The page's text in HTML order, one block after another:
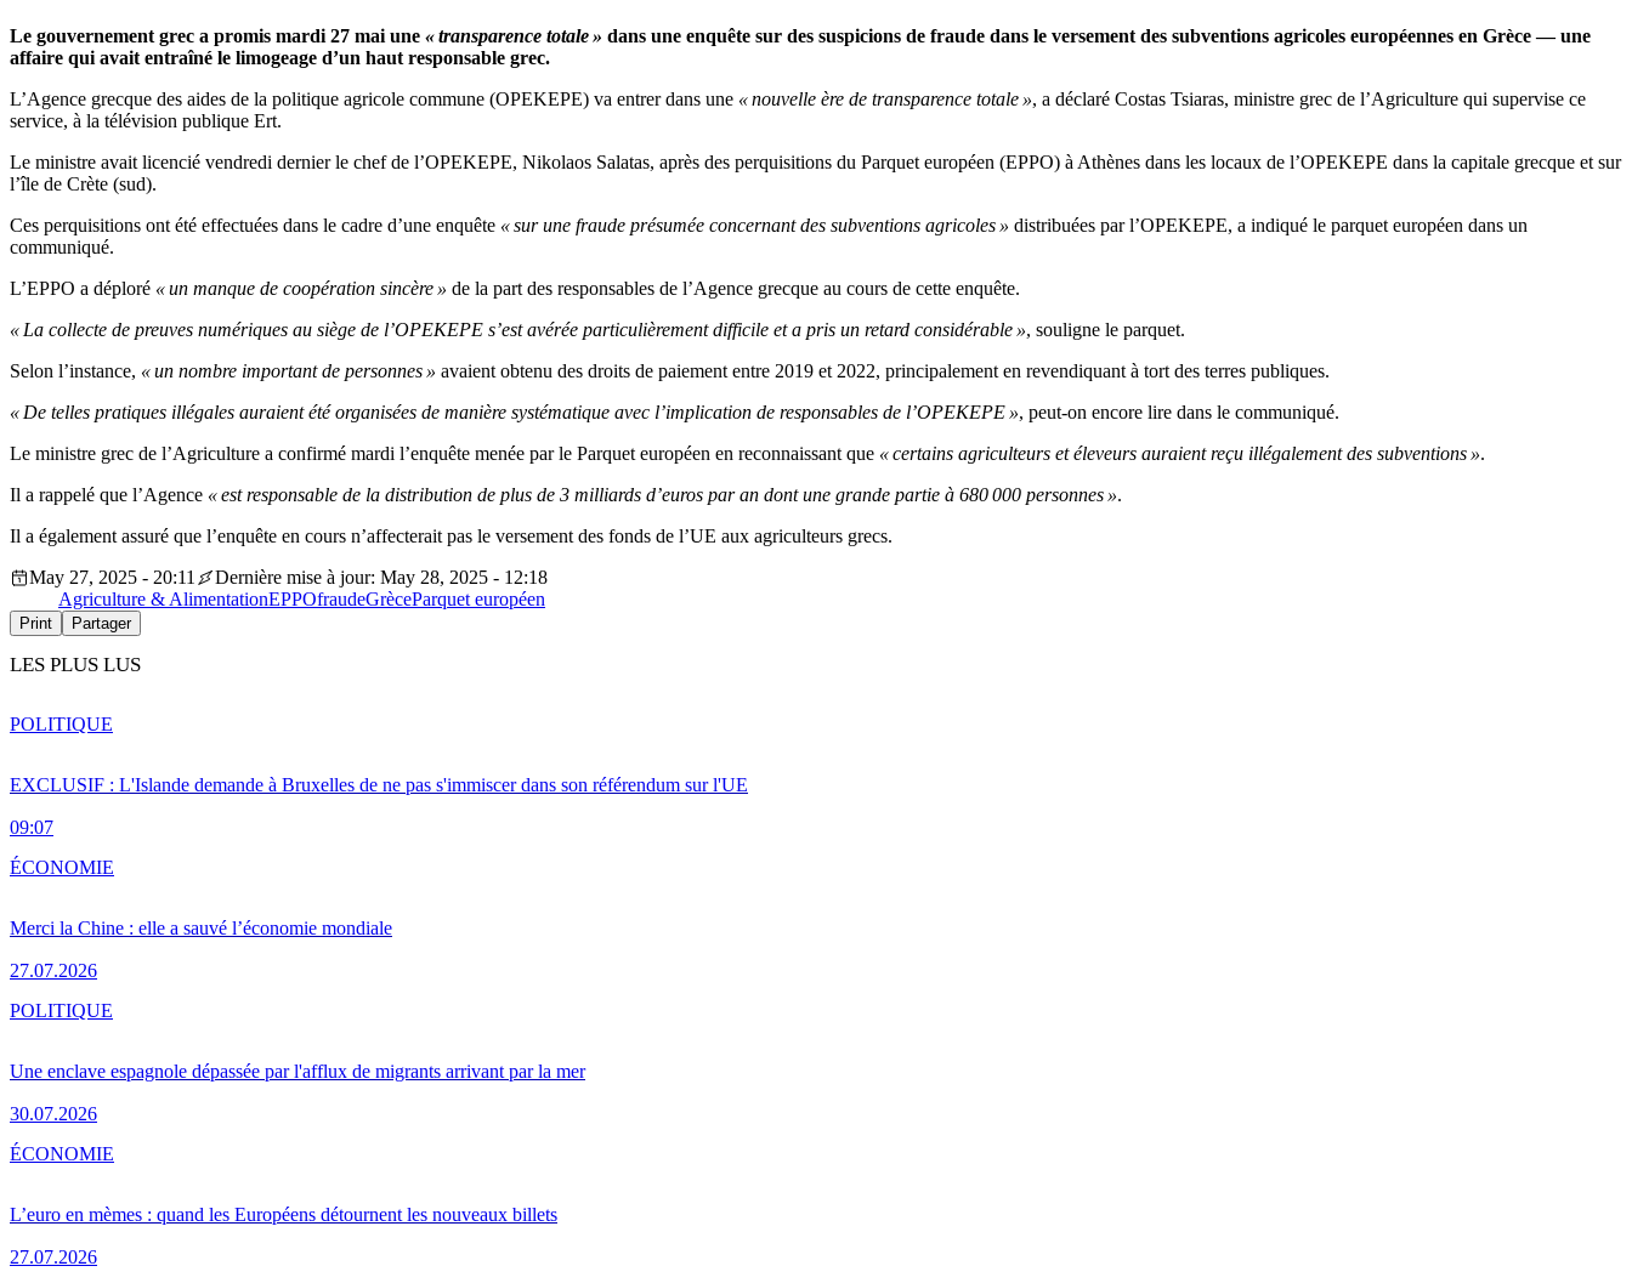
Le gouvernement grec a promis mardi 27 mai une « transparence totale » dans une enquête sur des suspicions de fraude dans le versement des subventions agricoles européennes en Grèce — une
affaire qui avait entraîné le limogeage d’un haut responsable grec.
L’Agence grecque des aides de la politique agricole commune (OPEKEPE) va entrer dans une « nouvelle ère de transparence totale », a déclaré Costas Tsiaras, ministre grec de l’Agriculture qui supervise ce
service, à la télévision publique Ert.
Le ministre avait licencié vendredi dernier le chef de l’OPEKEPE, Nikolaos Salatas, après des perquisitions du Parquet européen (EPPO) à Athènes dans les locaux de l’OPEKEPE dans la capitale grecque et sur
l’île de Crète (sud).
Ces perquisitions ont été effectuées dans le cadre d’une enquête « sur une fraude présumée concernant des subventions agricoles » distribuées par l’OPEKEPE, a indiqué le parquet européen dans un
communiqué.
L’EPPO a déploré « un manque de coopération sincère » de la part des responsables de l’Agence grecque au cours de cette enquête.
« La collecte de preuves numériques au siège de l’OPEKEPE s’est avérée particulièrement difficile et a pris un retard considérable », souligne le parquet.
Selon l’instance, « un nombre important de personnes » avaient obtenu des droits de paiement entre 2019 et 2022, principalement en revendiquant à tort des terres publiques.
« De telles pratiques illégales auraient été organisées de manière systématique avec l’implication de responsables de l’OPEKEPE », peut-on encore lire dans le communiqué.
Le ministre grec de l’Agriculture a confirmé mardi l’enquête menée par le Parquet européen en reconnaissant que « certains agriculteurs et éleveurs auraient reçu illégalement des subventions ».
Il a rappelé que l’Agence « est responsable de la distribution de plus de 3 milliards d’euros par an dont une grande partie à 680 000 personnes ».
Il a également assuré que l’enquête en cours n’affecterait pas le versement des fonds de l’UE aux agriculteurs grecs.
May 27, 2025 - 20:11
Dernière mise à jour: May 28, 2025 - 12:18
Agriculture & AlimentationEPPOfraudeGrèceParquet européen
Print Partager
LES PLUS LUS
EXCLUSIF : L'Islande demande à Bruxelles de ne pas s'immiscer dans son référendum sur l'UE
09:07
POLITIQUE
Merci la Chine : elle a sauvé l’économie mondiale
27.07.2026
ÉCONOMIE
Une enclave espagnole dépassée par l'afflux de migrants arrivant par la mer
30.07.2026
POLITIQUE
L’euro en mèmes : quand les Européens détournent les nouveaux billets
27.07.2026
ÉCONOMIE